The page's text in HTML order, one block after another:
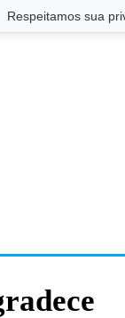
Respeitamos sua